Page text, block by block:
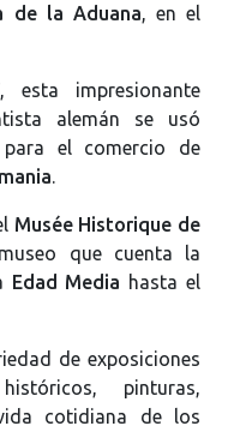
de la Aduana, en el
, esta impresionante
alemán se usó
el comercio de
.
Musée Historique de
que cuenta la
Edad Media hasta el
de exposiciones
pinturas,
cotidiana de los